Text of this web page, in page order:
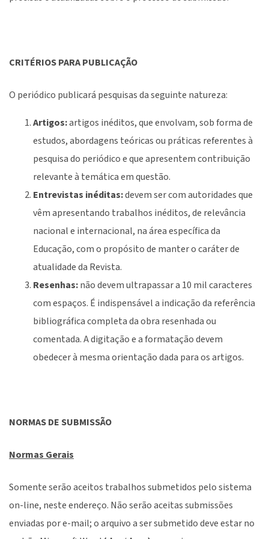
CRITÉRIOS PARA PUBLICAÇÃO
O periódico publicará pesquisas da seguinte natureza:
Artigos:artigos inéditos, que envolvam, sob forma de
estudos, abordagens teóricas ou práticas referentes à
pesquisa do periódico e que apresentem contribuição
relevante à temática em questão.
Entrevistas inéditas:devem ser com autoridades que
vêm apresentando trabalhos inéditos, de relevância
nacional e internacional, na área específica da
Educação, com o propósito de manter o caráter de
atualidade da Revista.
Resenhas:não devem ultrapassar a 10 mil caracteres
com espaços. É indispensável a indicação da referência
bibliográfica completa da obra resenhada ou
comentada. A digitação e a formatação devem
obedecer à mesma orientação dada para os artigos.
NORMAS DE SUBMISSÃO
Normas Gerais
Somente serão aceitos trabalhos submetidos pelo sistema
on-line, neste endereço. Não serão aceitas submissões
enviadas por e-mail; o arquivo a ser submetido deve estar no